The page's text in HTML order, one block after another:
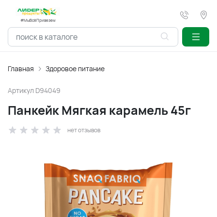
#МыВсёПривезем
Главная Здоровое питание
Артикул D94049
Панкейк Мягкая карамель 45г
нет отзывов